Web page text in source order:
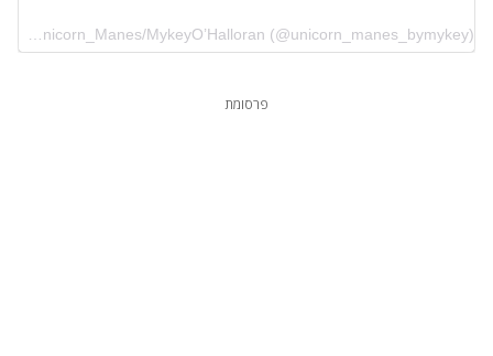
A post shared by Unicorn_Manes/MykeyO’Halloran (@unicorn_manes_bymykey)
פרסומת